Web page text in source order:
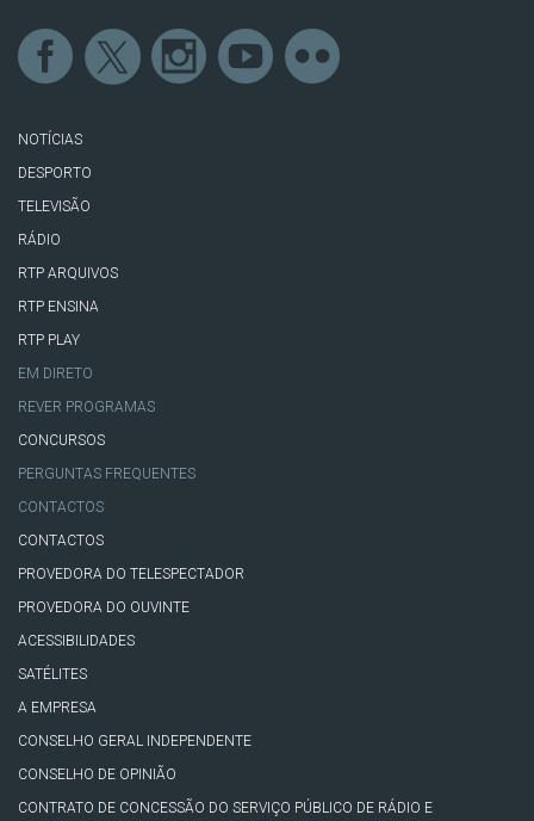
NOTÍCIAS
DESPORTO
TELEVISÃO
RÁDIO
RTP ARQUIVOS
RTP ENSINA
RTP PLAY
EM DIRETO
REVER PROGRAMAS
CONCURSOS
PERGUNTAS FREQUENTES
CONTACTOS
CONTACTOS
PROVEDORA DO TELESPECTADOR
PROVEDORA DO OUVINTE
ACESSIBILIDADES
SATÉLITES
A EMPRESA
CONSELHO GERAL INDEPENDENTE
CONSELHO DE OPINIÃO
CONTRATO DE CONCESSÃO DO SERVIÇO PÚBLICO DE RÁDIO E